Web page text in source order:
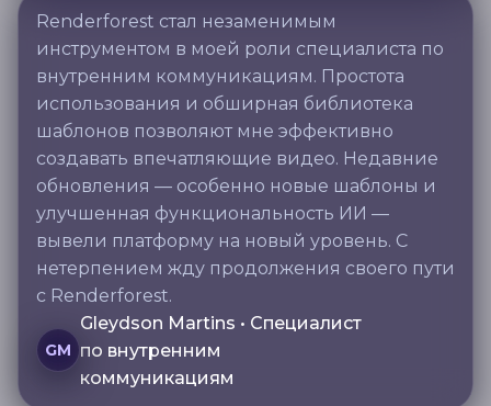
Renderforest стал незаменимым
инструментом в моей роли специалиста по
внутренним коммуникациям. Простота
использования и обширная библиотека
шаблонов позволяют мне эффективно
создавать впечатляющие видео. Недавние
обновления — особенно новые шаблоны и
улучшенная функциональность ИИ —
вывели платформу на новый уровень. С
нетерпением жду продолжения своего пути
с Renderforest.
GM
Gleydson Martins • Специалист
по внутренним
коммуникациям